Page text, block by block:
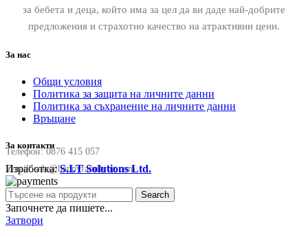
за бебета и деца, който има за цел да ви даде най-добрите
предложения и страхотно качество на атрактивни цени.
За нас
Общи условия
Политика за защита на личните данни
Политика за съхранение на личните данни
Връщане
За контакти
Телефон:0876 415 057
Email:sale@happyfamilybg.com
Изработка:S.I.T Solutions Ltd.
Search
Започнете да пишете...
Затвори